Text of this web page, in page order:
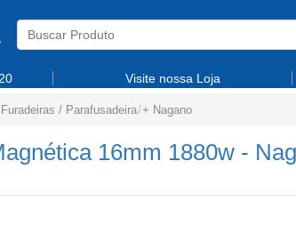
Visite nossa Loja
/ Parafusadeira/+ Nagano
16mm 1880w -